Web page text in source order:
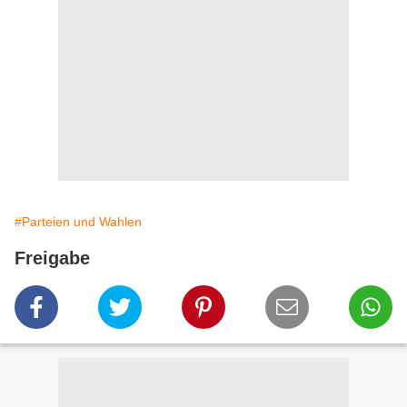
#Parteien und Wahlen
Freigabe